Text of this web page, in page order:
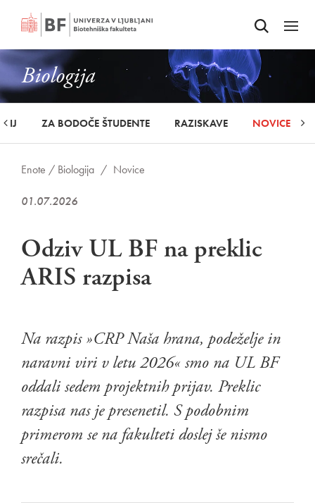
Odpri iskalnik
Odpri
Biologija
ZA BODOČE ŠTUDENTE RAZISKAVE NOVICE
Enote / Biologija / Novice
01.07.2026
Odziv UL BF na preklic
ARIS razpisa
Na razpis »CRP Naša hrana, podeželje in
naravni viri v letu 2026« smo na UL BF
oddali sedem projektnih prijav. Preklic
razpisa nas je presenetil. S podobnim
primerom se na fakulteti doslej še nismo
srečali.